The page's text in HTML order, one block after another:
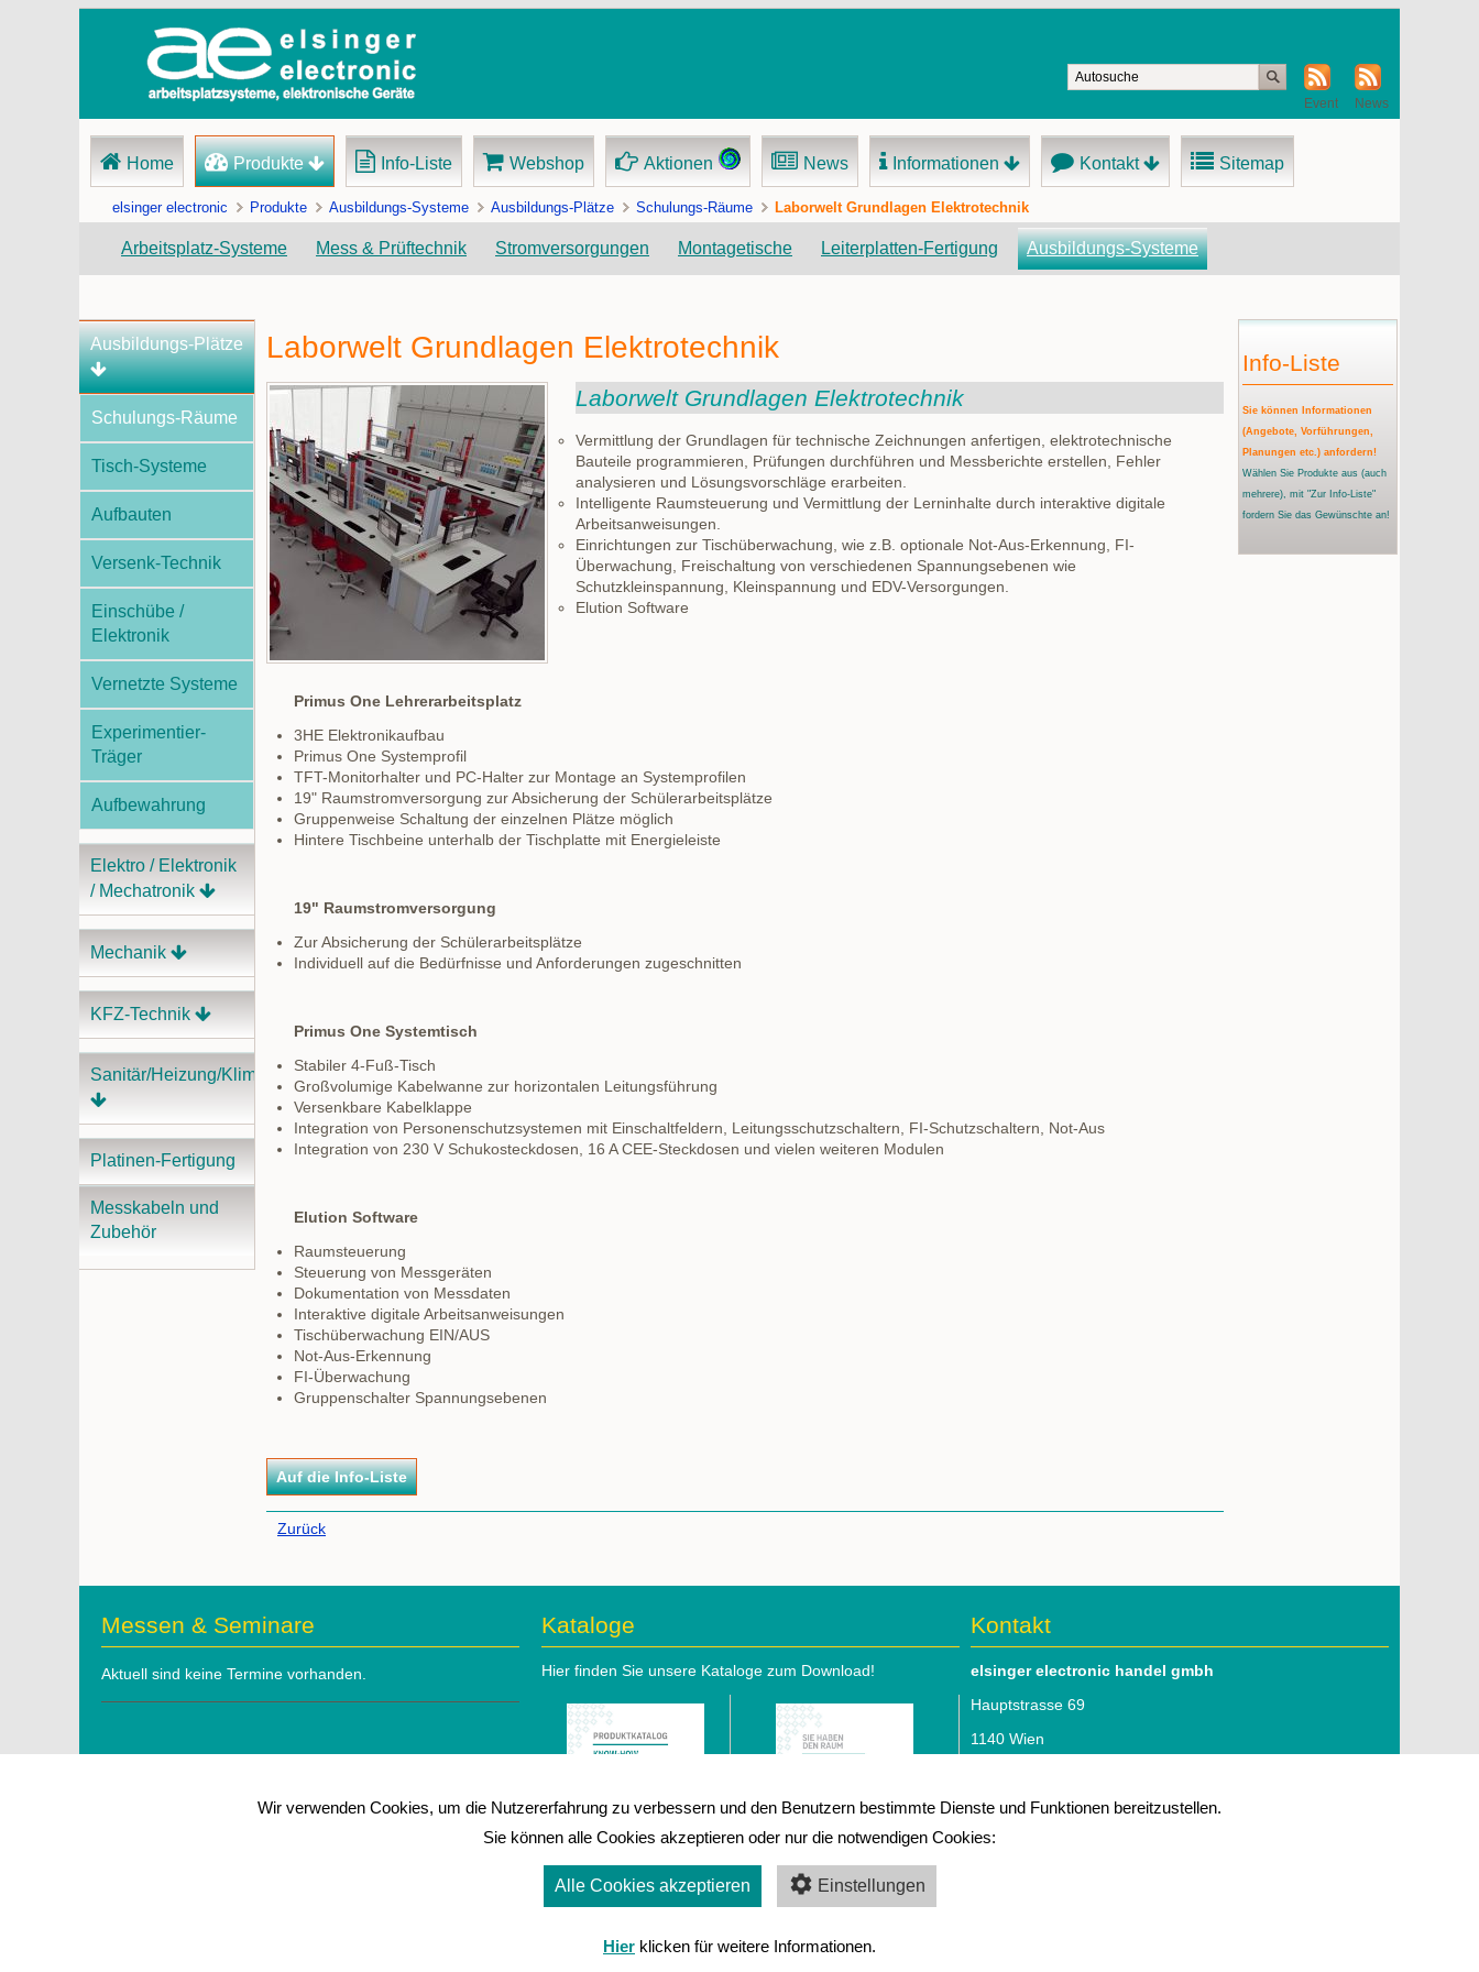
Wir verwenden Cookies, um die Nutzererfahrung zu verbessern und den Benutzern bestimmte Dienste und Funktionen bereitzustellen.
Sie können alle Cookies akzeptieren oder nur die notwendigen Cookies:
Alle Cookies akzeptieren Einstellungen
Hier klicken für weitere Informationen.
News
Event
überspringen
Home Produkte Info-Liste Webshop Aktionen News Informationen Kontakt Sitemap
elsinger electronic Produkte Ausbildungs-Systeme Ausbildungs-Plätze Schulungs-Räume Laborwelt Grundlagen Elektrotechnik
überspringen
Arbeitsplatz-Systeme Mess & Prüftechnik Stromversorgungen Montagetische Leiterplatten-Fertigung Ausbildungs-Systeme
Laborwelt Grundlagen Elektrotechnik
Laborwelt Grundlagen Elektrotechnik
Vermittlung der Grundlagen für technische Zeichnungen anfertigen, elektrotechnische
Bauteile programmieren, Prüfungen durchführen und Messberichte erstellen, Fehler
analysieren und Lösungsvorschläge erarbeiten.
Intelligente Raumsteuerung und Vermittlung der Lerninhalte durch interaktive digitale
Arbeitsanweisungen.
Einrichtungen zur Tischüberwachung, wie z.B. optionale Not-Aus-Erkennung, FI-
Überwachung, Freischaltung von verschiedenen Spannungsebenen wie
Schutzkleinspannung, Kleinspannung und EDV-Versorgungen.
Elution Software
Primus One Lehrerarbeitsplatz
3HE Elektronikaufbau
Primus One Systemprofil
TFT-Monitorhalter und PC-Halter zur Montage an Systemprofilen
19" Raumstromversorgung zur Absicherung der Schülerarbeitsplätze
Gruppenweise Schaltung der einzelnen Plätze möglich
Hintere Tischbeine unterhalb der Tischplatte mit Energieleiste
19" Raumstromversorgung
Zur Absicherung der Schülerarbeitsplätze
Individuell auf die Bedürfnisse und Anforderungen zugeschnitten
Primus One Systemtisch
Stabiler 4-Fuß-Tisch
Großvolumige Kabelwanne zur horizontalen Leitungsführung
Versenkbare Kabelklappe
Integration von Personenschutzsystemen mit Einschaltfeldern, Leitungsschutzschaltern, FI-Schutzschaltern, Not-Aus
Integration von 230 V Schukosteckdosen, 16 A CEE-Steckdosen und vielen weiteren Modulen
Elution Software
Raumsteuerung
Steuerung von Messgeräten
Dokumentation von Messdaten
Interaktive digitale Arbeitsanweisungen
Tischüberwachung EIN/AUS
Not-Aus-Erkennung
FI-Überwachung
Gruppenschalter Spannungsebenen
Zurück
Navigation
überspringen
Ausbildungs-Plätze
Schulungs-Räume
Tisch-Systeme
Aufbauten
Versenk-Technik
Einschübe /
Elektronik
Vernetzte Systeme
Experimentier-
Träger
Aufbewahrung
Elektro / Elektronik
/ Mechatronik
Mechanik
KFZ-Technik
Sanitär/Heizung/Klima
Platinen-Fertigung
Messkabeln und
Zubehör
Info-Liste
Sie können Informationen
(Angebote, Vorführungen,
Planungen etc.) anfordern!
Wählen Sie Produkte aus (auch
mehrere), mit "Zur Info-Liste"
fordern Sie das Gewünschte an!
Messen & Seminare
Aktuell sind keine Termine vorhanden.
Kataloge
Hier finden Sie unsere Kataloge zum Download!
MiB)
MiB)
Kontakt
elsinger electronic handel gmbh
Hauptstrasse 69
1140 Wien
e-mail:office@elsinger.at
⇒ Folgen Sie uns auf